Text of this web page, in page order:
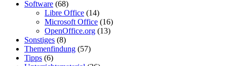
Software (68)
Libre Office (14)
Microsoft Office (16)
OpenOffice.org (13)
Sonstiges (8)
Themenfindung (57)
Tipps (6)